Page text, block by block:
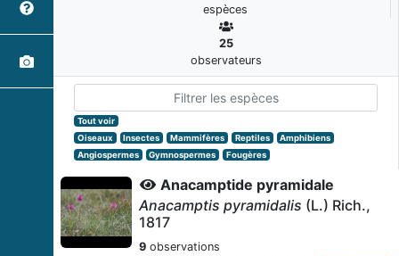
espèces
25
observateurs
Tout voir
Oiseaux
Insectes Mammifères Reptiles
Amphibiens
Angiospermes
Gymnospermes Fougères
Anacamptide pyramidale
Anacamptis pyramidalis (L.) Rich.,
1817
9 observations